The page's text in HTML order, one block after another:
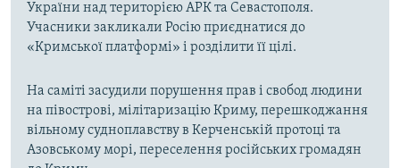
України над територією АРК та Севастополя.
Учасники закликали Росію приєднатися до
«Кримської платформі» і розділити її цілі.
На саміті засудили порушення прав і свобод людини
на півострові, мілітаризацію Криму, перешкоджання
вільному судноплавству в Керченській протоці та
Азовському морі, переселення російських громадян